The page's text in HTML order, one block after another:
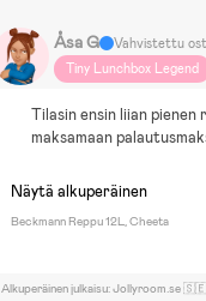
Åsa G
Vahvistettu
Tiny Lunchbox Legend
Tilasin ensin liian
maksamaan
Näytä alkuperäinen
Beckmann Reppu 12L, Cheeta
Alkuperäinen julkaisu: Jollyroom.se 🇸🇪